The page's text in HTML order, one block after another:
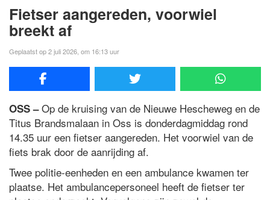
Fietser aangereden, voorwiel
breekt af
Geplaatst op 2 juli 2026, om 16:13 uur
OSS –Op de kruising van de Nieuwe Hescheweg en de
Titus Brandsmalaan in Oss is donderdagmiddag rond
14.35 uur een fietser aangereden. Het voorwiel van de
fiets brak door de aanrijding af.
Twee politie-eenheden en een ambulance kwamen ter
plaatse. Het ambulancepersoneel heeft de fietser ter